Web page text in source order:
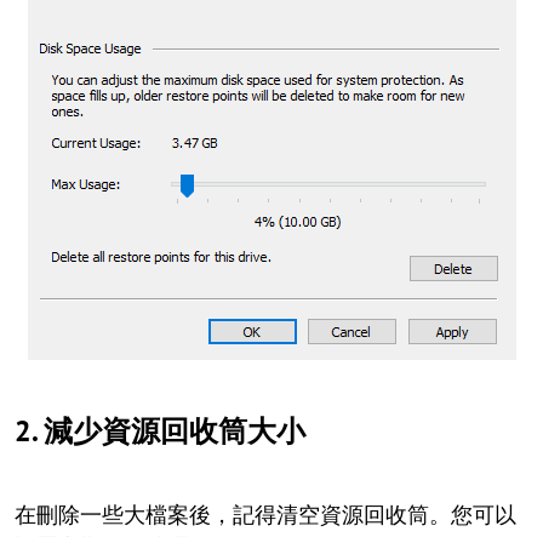
2. 減少資源回收筒大小
在刪除一些大檔案後，記得清空資源回收筒。您可以